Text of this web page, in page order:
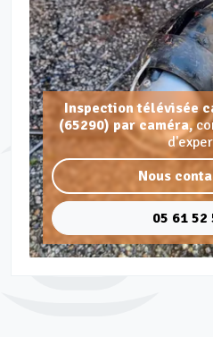
Inspection télévisée
(65290) par caméra,
Nous
05 61 52